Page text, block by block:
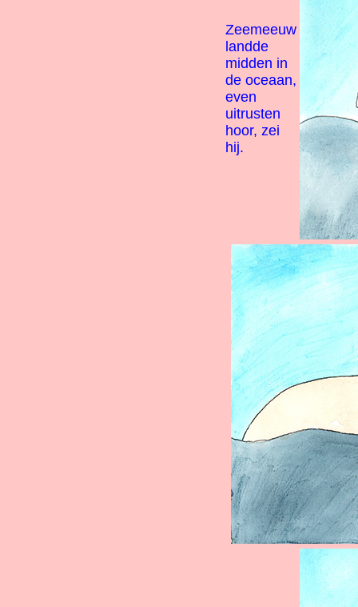
Zeemeeuw
landde
midden in
de oceaan,
even
uitrusten
hoor, zei
hij.